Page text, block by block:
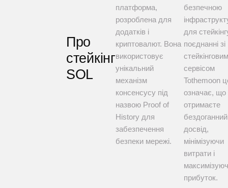
Про
стейкінг
SOL
платформа,
розроблена для
додатків і
криптовалют. Вона
використовує
унікальний
механізм
консенсусу під
назвою Proof of
History для
забезпечення
безпеки мережі.
безпечною
для
поєднанні зі
стейкінговим
сервісом
Tothemoon
означає, що
отримаєте
бездоганний
досвід,
мінімізуючи
витрати і
прибуток.